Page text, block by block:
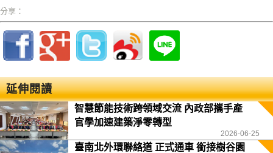
分享：
延伸閱讀
智慧節能技術跨領域交流 內政部攜手產
官學加速建築淨零轉型
2026-06-25
臺南北外環聯絡道 正式通車 銜接樹谷園